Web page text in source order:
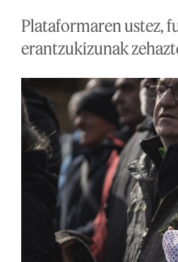
Plataformaren ustez,
erantzukizunak